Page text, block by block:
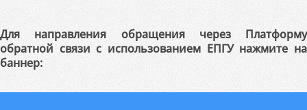
Для направления обращения через Платформу
обратной связи с использованием ЕПГУ нажмите на
баннер: